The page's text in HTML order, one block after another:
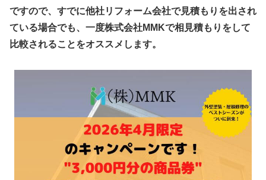
ですので、すでに他社リフォーム会社で見積もりを出され
ている場合でも、一度株式会社MMKで相見積もりをして
比較されることをオススメします。